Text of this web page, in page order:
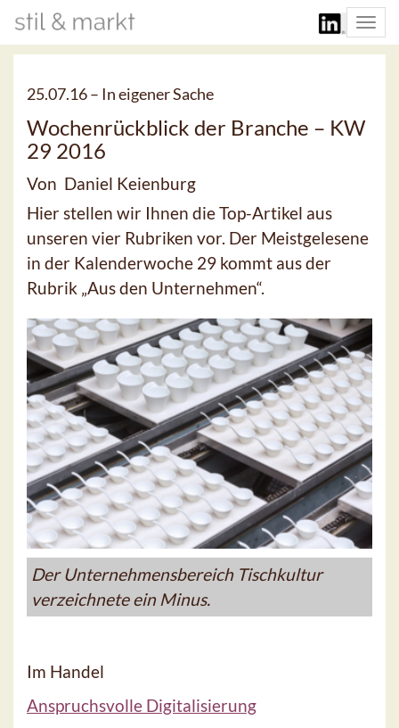
25.07.16 – In eigener Sache
Wochenrückblick der Branche – KW
29 2016
Von Daniel Keienburg
Hier stellen wir Ihnen die Top-Artikel aus
unseren vier Rubriken vor. Der Meistgelesene
in der Kalenderwoche 29 kommt aus der
Rubrik „Aus den Unternehmen“.
Der Unternehmensbereich Tischkultur
verzeichnete ein Minus.
Im Handel
Anspruchsvolle Digitalisierung